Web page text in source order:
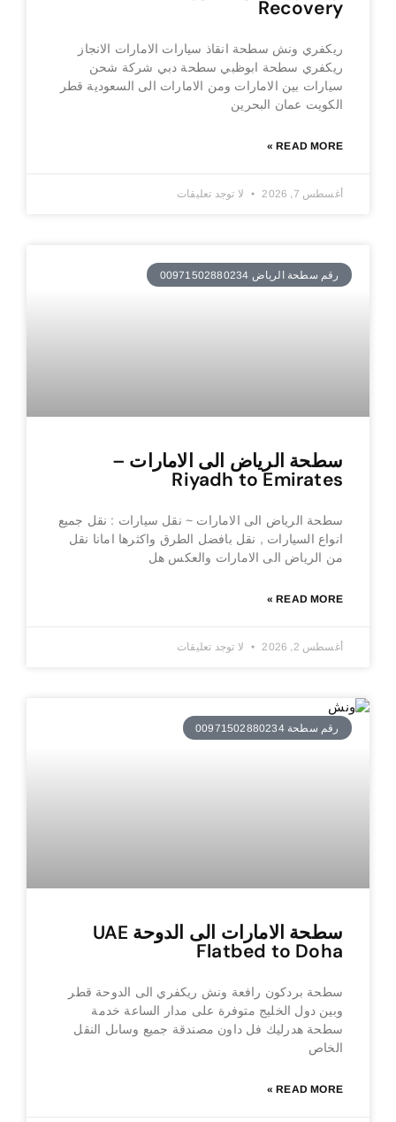
Recovery
ريكفري ونش سطحة انقاذ سيارات الامارات الانجاز
ريكفري سطحة ابوظبي سطحة دبي شركة شحن
سيارات بين الامارات ومن الامارات الى السعودية قطر
الكويت عمان البحرين
READ MORE »
أغسطس 7, 2026 لا توجد تعليقات
رقم سطحة الرياض 00971502880234
سطحة الرياض الى الامارات –
Riyadh to Emirates
سطحة الرياض الى الامارات ~ نقل سيارات : نقل جميع
انواع السيارات , نقل بافضل الطرق واكثرها امانا نقل
من الرياض الى الامارات والعكس هل
READ MORE »
أغسطس 2, 2026 لا توجد تعليقات
رقم سطحة 00971502880234
سطحة الامارات الى الدوحة UAE
Flatbed to Doha
سطحة بردكون رافعة ونش ريكفري الى الدوحة قطر
وبين دول الخليج متوفرة على مدار الساعة خدمة
سطحة هدرليك فل داون مصندقة جميع وساىل النقل
الخاص
READ MORE »